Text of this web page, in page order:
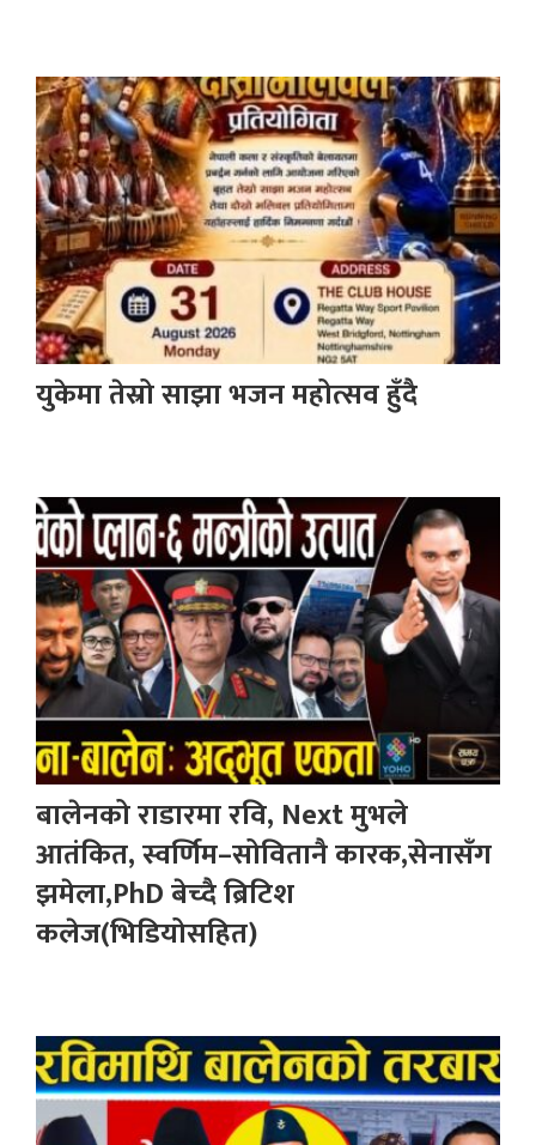
युकेमा तेस्रो साझा भजन महोत्सव हुँदै
बालेनको राडारमा रवि, Next मुभले
आतंकित, स्वर्णिम–सोवितानै कारक,सेनासँग
झमेला,PhD बेच्दै ब्रिटिश
कलेज(भिडियोसहित)